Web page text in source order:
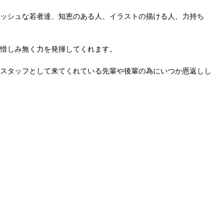
シュな若者達、知恵のある人、イラストの描ける人、力持ち
しみ無く力を発揮してくれます。
タッフとして来てくれている先輩や後輩の為にいつか恩返しし